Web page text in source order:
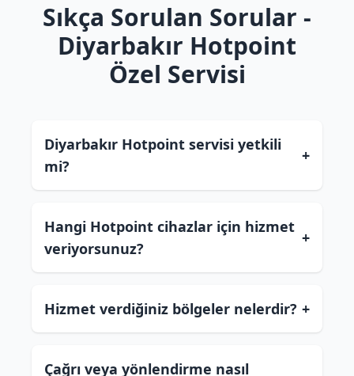
Sıkça Sorulan Sorular -
Diyarbakır Hotpoint
Özel Servisi
Diyarbakır Hotpoint servisi yetkili
mi?
+
Hangi Hotpoint cihazlar için hizmet
veriyorsunuz?
+
Hizmet verdiğiniz bölgeler nelerdir? +
Çağrı veya yönlendirme nasıl